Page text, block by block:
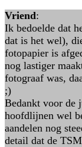
Vriend:
Ik bedoelde dat
dat is het wel),
fotopapier is
nog lastiger
fotograaf was,
;)
Bedankt voor de
hoofdlijnen wel
aandelen nog
detail dat de